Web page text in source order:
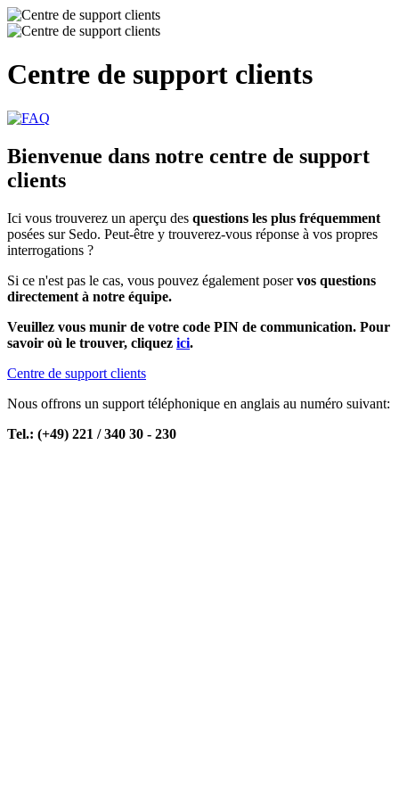
Centre de support clients
Bienvenue dans notre centre de support
clients
Ici vous trouverez un aperçu des questions les plus fréquemment
posées sur Sedo. Peut-être y trouverez-vous réponse à vos propres
interrogations ?
Si ce n'est pas le cas, vous pouvez également poservos questions
directement à notre équipe.
Veuillez vous munir de votre code PIN de communication. Pour
savoir où le trouver, cliquez ici.
Centre de support clients
Nous offrons un support téléphonique en anglais au numéro suivant:
Tel.: (+49) 221 / 340 30 - 230